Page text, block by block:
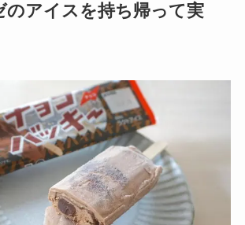
のアイスを持ち帰って実